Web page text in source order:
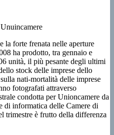
la forte frenata nelle aperture
ha prodotto, tra gennaio e
unità, il più pesante degli ultimi
stock delle imprese dello
nati-mortalità delle imprese
fotografati attraverso
condotta per Unioncamere da
di informatica delle Camere di
trimestre è frutto della differenza